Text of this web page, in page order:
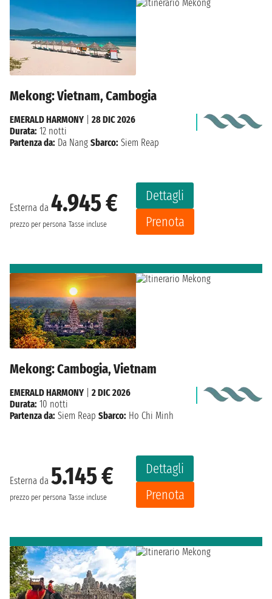
Mekong: Vietnam, Cambogia
Esterna da 4.945 €
prezzo per persona Tasse incluse
Dettagli
Prenota
EMERALD HARMONY
28 DIC 2026
Durata: 12 notti
Partenza da: Da Nang Sbarco: Siem Reap
Mekong: Cambogia, Vietnam
Esterna da 5.145 €
prezzo per persona Tasse incluse
Dettagli
Prenota
EMERALD HARMONY
2 DIC 2026
Durata: 10 notti
Partenza da: Siem Reap Sbarco: Ho Chi Minh